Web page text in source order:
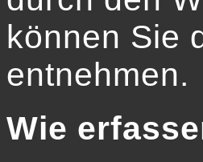
können Sie
entnehmen.
Wie